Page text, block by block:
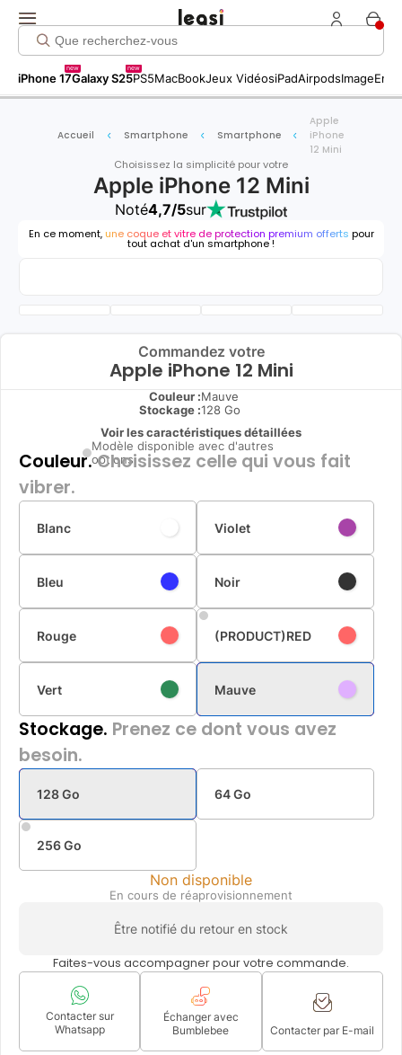
iPhone 17
new
Galaxy S25
new
PS5MacBookJeux VidéosiPadAirpodsImage
Accueil Smartphone Smartphone
Apple
iPhone
12 Mini
Choisissez la simplicité pour votre
Apple iPhone 12 Mini
Noté4,7/5sur
En ce moment, une coque et vitre de protection premium offerts pour
tout achat d'un smartphone !
Commandez votre
Apple iPhone 12 Mini
Couleur :Mauve
Stockage :128 Go
Voir les caractéristiques détaillées
Modèle disponible avec d'autres
options
Couleur.Choisissez celle qui vous fait
vibrer.
Blanc Violet
Bleu Noir
Rouge (PRODUCT)RED
Vert Mauve
Stockage. Prenez ce dont vous avez
besoin.
128 Go 64 Go
256 Go
Non disponible
En cours de réaprovisionnement
Être notifié du retour en stock
Faites-vous accompagner pour votre commande.
Contacter sur
Whatsapp
Échanger avec
Bumblebee
Contacter par E-mail